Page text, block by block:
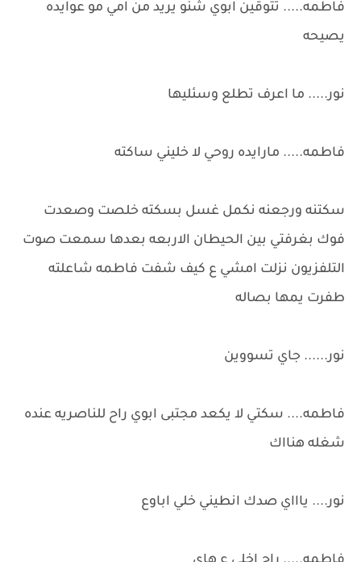
فاطمه..... تتوقين ابوي شنو يريد من امي مو عوايده
يصيحه
نور..... ما اعرف تطلع وسئليها
فاطمه..... مارايده روحي لا خليني ساكته
سكتنه ورجعنه نكمل غسل بسكته خلصت وصعدت
فوك بغرفتي بين الحيطان الاربعه بعدها سمعت صوت
التلفزيون نزلت امشي ع كيف شفت فاطمه شاعلته
طفرت يمها بصاله
نور...... جاي تسووين
فاطمه.... سكتي لا يكعد مجتبى ابوي راح للناصريه عنده
شغله هنااك
نور.... ياااي صدك انطيني خلي اباوع